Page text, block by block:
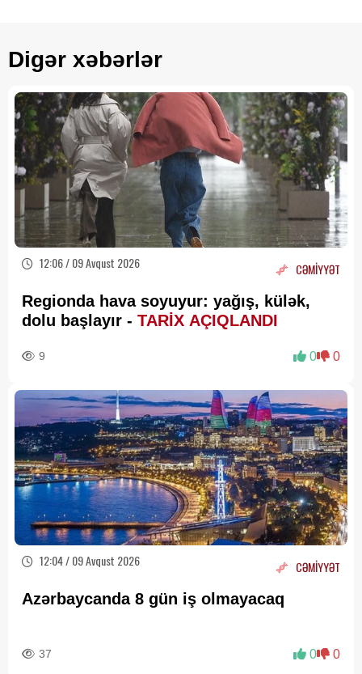
Digər xəbərlər
12:06 / 09 Avqust 2026 CƏMİYYƏT
Regionda hava soyuyur: yağış, külək,
dolu başlayır - TARİX AÇIQLANDI
9 0 0
12:04 / 09 Avqust 2026 CƏMİYYƏT
Azərbaycanda 8 gün iş olmayacaq
37 0 0